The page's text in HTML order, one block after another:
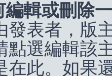
編輯或刪除
發表者，版
點選編輯該
在此。如果